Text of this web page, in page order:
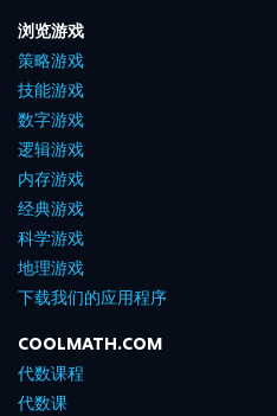
浏览游戏
策略游戏
技能游戏
数字游戏
逻辑游戏
内存游戏
经典游戏
科学游戏
地理游戏
下载我们的应用程序
COOLMATH.COM
代数课程
代数课